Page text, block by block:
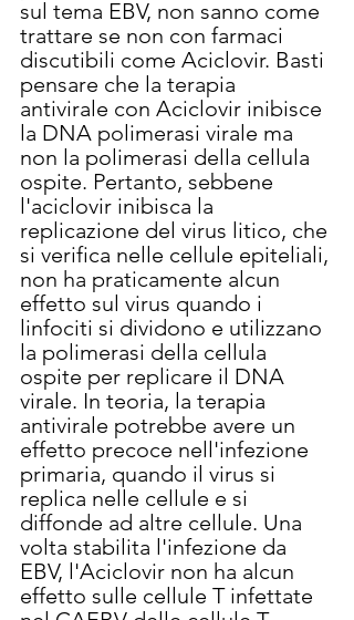
sul tema EBV, non sanno come
trattare se non con farmaci
discutibili come Aciclovir. Basti
pensare che la terapia
antivirale con Aciclovir inibisce
la DNA polimerasi virale ma
non la polimerasi della cellula
ospite. Pertanto, sebbene
l'aciclovir inibisca la
replicazione del virus litico, che
si verifica nelle cellule epiteliali,
non ha praticamente alcun
effetto sul virus quando i
linfociti si dividono e utilizzano
la polimerasi della cellula
ospite per replicare il DNA
virale. In teoria, la terapia
antivirale potrebbe avere un
effetto precoce nell'infezione
primaria, quando il virus si
replica nelle cellule e si
diffonde ad altre cellule. Una
volta stabilita l'infezione da
EBV, l'Aciclovir non ha alcun
effetto sulle cellule T infettate